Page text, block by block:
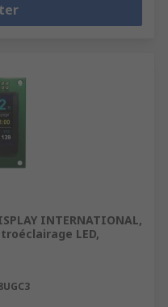
INTERNATIONAL,
LED,